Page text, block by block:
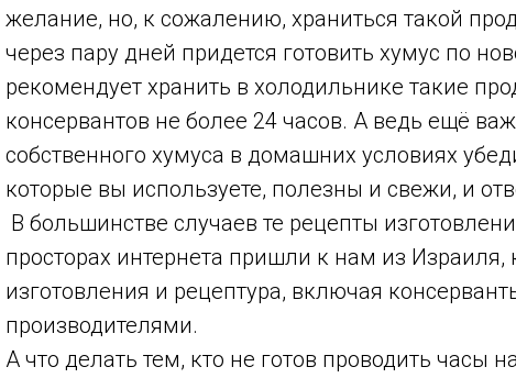
желание, но, к сожалению, храниться такой
через пару дней придется готовить хумус по
рекомендует хранить в холодильнике такие
консервантов не более 24 часов. А ведь ещё
собственного хумуса в домашних условиях
которые вы используете, полезны и свежи, и
В большинстве случаев те рецепты
просторах интернета пришли к нам из Израиля,
изготовления и рецептура, включая
производителями.
А что делать тем, кто не готов проводить часы